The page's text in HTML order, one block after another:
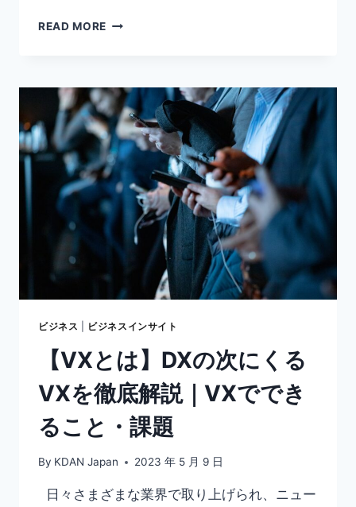
READ MORE 【デ
化
×
脱
炭
素】
デ
ジ
タ
ル
化
脱
の
係
や
日
本
が
課
ビジネス ビジネスインサイト
【VXとは】DXの次にくる
VXを徹底解説｜VXででき
ること・課題
By KDAN Japan 2023 年 5 月 9 日
日々さまざまな業界で取り上げられ、ニュー